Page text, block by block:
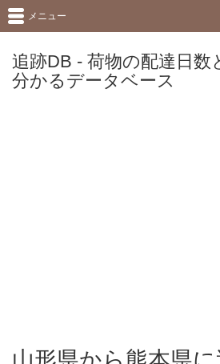
追跡DB - 荷物の配達日数
分かるデータベース
メニュー